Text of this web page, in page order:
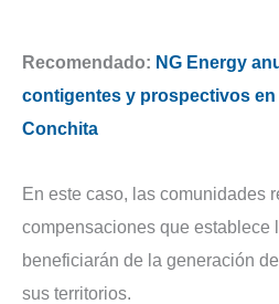
Recomendado: NG Energy
contigentes y prospectivos en
Conchita
En este caso, las comunidades
compensaciones que establece
beneficiarán de la generación
sus territorios.